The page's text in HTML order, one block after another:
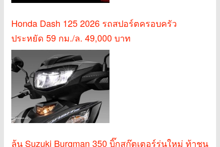
Honda Dash 125 2026 รถสปอร์ตครอบครัว
ประหยัด 59 กม./ล. 49,000 บาท
ลุ้น Suzuki Burgman 350 บิ๊กสกู๊ตเตอร์รุ่นใหม่ ท้าชน